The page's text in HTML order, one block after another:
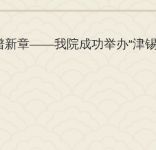
新章——我院成功举办“津